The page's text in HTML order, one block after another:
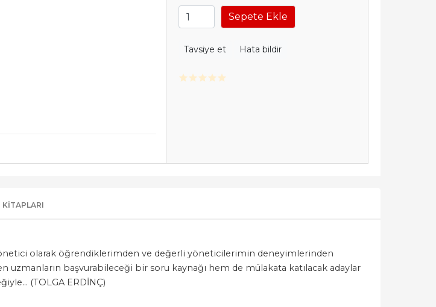
Sepete Ekle
Tavsiye et Hata bildir
KITAPLARI
olarak öğrendiklerimden ve değerli yöneticilerimin deneyimlerinden
başvurabileceği bir soru kaynağı hem de mülakata katılacak adaylar
(TOLGA ERDİNÇ)